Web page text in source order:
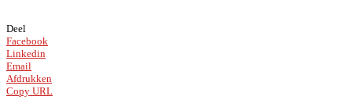
Deel
Facebook
Linkedin
Email
Afdrukken
Copy URL